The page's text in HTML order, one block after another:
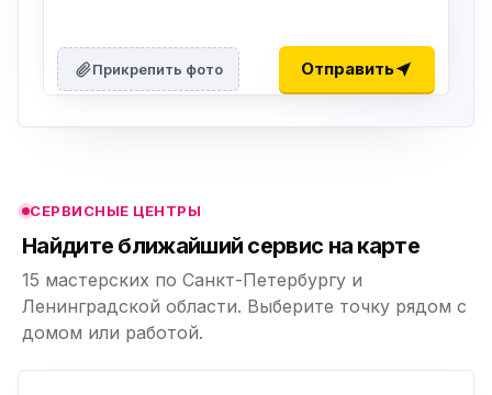
Прикрепить фото Отправить
СЕРВИСНЫЕ ЦЕНТРЫ
Найдите ближайший сервис на карте
15 мастерских по Санкт-Петербургу и
Ленинградской области. Выберите точку рядом с
домом или работой.
ю